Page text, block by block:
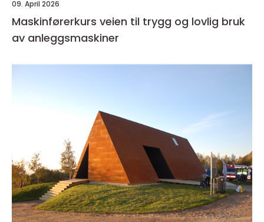
09. April 2026
Maskinførerkurs veien til trygg og lovlig bruk
av anleggsmaskiner